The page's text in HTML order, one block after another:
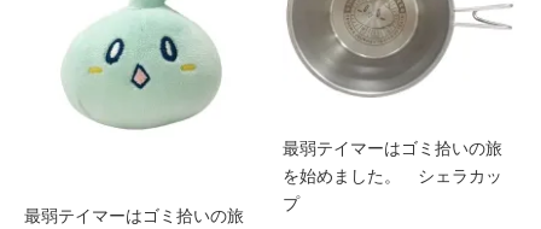
最弱テイマーはゴミ拾いの旅
最弱テイマーはゴミ拾いの旅
を始めました。 シェラカッ
プ